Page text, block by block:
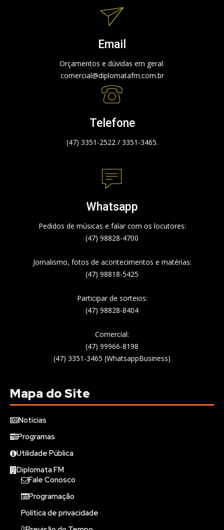
Email
Orçamentos e dúvidas em geral:
comercial@diplomatafm.com.br
Telefone
(47) 3351-2522 / 3351-3465.
Whatsapp
Pedidos de músicas e falar com os locutores:
(47) 98828-4700
Jornalismo, fotos de acontecimentos e matérias:
(47) 98818-5425
Participar de sorteios:
(47) 98828-8404
Comercial:
(47) 99966-8198
(47) 3351-3465 (WhatsappBusiness)
Mapa do Site
Notícias
Programas
Utilidade Pública
Diplomata FM
Fale Conosco
Programação
Política de privacidade